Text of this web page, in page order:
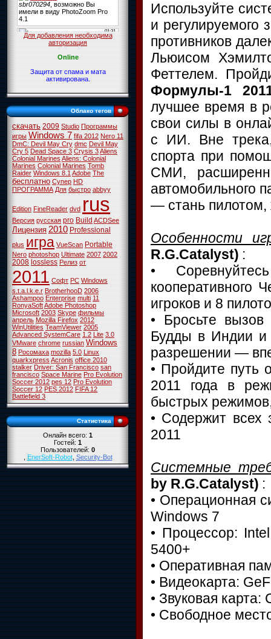
Для добавления необходима
авторизация
Online
Защита от спама и мата
активирована.
Облако тегов
скачать 2009 Studio Программы
игры Windows 7 fifa 2012 Nero 11
DmC: Devil May Cry dmc Devil May
Cry 5 Dead Space 3 Crysis 3Aliens
Colonial MarinesAliens: Colonial
Marines Colonial Marines Tomb
Raider Windows 8.1Adobe The
бесплатно Супер HD
ПРОГРАММА Для быстро abbyy
Edition FineReader dvd rus
Версия русская pro BuildACDSee
Лицензия 2010 Professional
plus игра VueScan Portable
Nero photoshop Ultimate 2007 2002
2008 lossless Релиз от
2011 Софт PC Windows
s.t.a.l.k.e.r BrotherhooD 2006
Ashampoo Enterprise multi 11
RonyaSoftAdobe Photoshop
Microsoft 2003 Skype фильмы
апрель Mozilla Firefox 2012
WinUtilities TeamViewer 2005
Advanced SystemCare 1.2 Lite 3.0
VMware chrome russian Windows
8 Росомаха mozilla 5.0 Linux
quarkxpressAcronis office 2010
stalker Driver: San Francisco san
francisco Space Marine Pro Evolution
Soccer 2012 pes 12 Pro Evolution
Soccer 12 PES 2012 FIFA 12
Battlefield 3
Статистика
Онлайн всего:1
Гостей:1
Пользователей:0
,EnerSoft-Robot,Security-Bot
Используйте
и регулируемого
противников
Льюисом
Феттелем.
Формулы-1
лучшее время в
свои силы в
с ИИ. Вне
спорта при
СМИ,
автомобильного
— стань
Особенности
R.G.Catalyst) :
•
кооперативного
игроков и 8
• Бросьте
Будды в Индии и
разрешении —
• Пройдите путь
2011 года в
быстрых
• Содержит всех
2011
Cистемные
by R.G.Catalyst) :
• Операционная
Windows 7
• Процессор:
5400+
• Оперативная
• Видеокарта:
• Звуковая
• Свободное